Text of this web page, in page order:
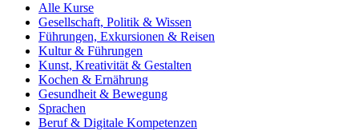
Alle Kurse
Gesellschaft, Politik & Wissen
Führungen, Exkursionen & Reisen
Kultur & Führungen
Kunst, Kreativität & Gestalten
Kochen & Ernährung
Gesundheit & Bewegung
Sprachen
Beruf & Digitale Kompetenzen